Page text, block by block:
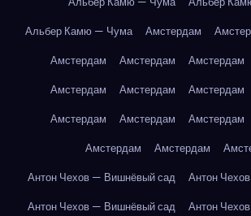
Альбер Камю — Чума
Амстердам
Амстердам
Амстердам Амстердам
Амстердам
Амстердам Амстердам
Амстердам
Амстердам Амстердам
Амстердам
Амстердам
Антон Чехов — Вишнёвый сад
Антон
Антон Чехов — Вишнёвый сад
Антон